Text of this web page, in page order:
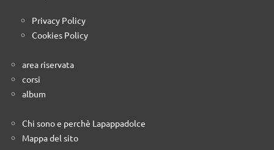
Privacy Policy
Cookies Policy
area riservata
corsi
album
Chi sono e perchè Lapappadolce
Mappa del sito